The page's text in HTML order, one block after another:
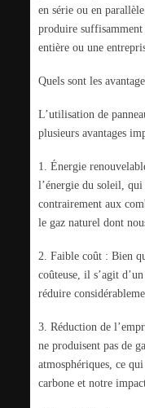
en série ou en
produire
entière ou une
Quels sont les
L’utilisation de
plusieurs avantages
1. Énergie
l’énergie du soleil,
contrairement aux
le gaz naturel dont
2. Faible coût : Bien
coûteuse, il s’agit
réduire
3. Réduction de
ne produisent pas de
atmosphériques, ce
carbone et notre